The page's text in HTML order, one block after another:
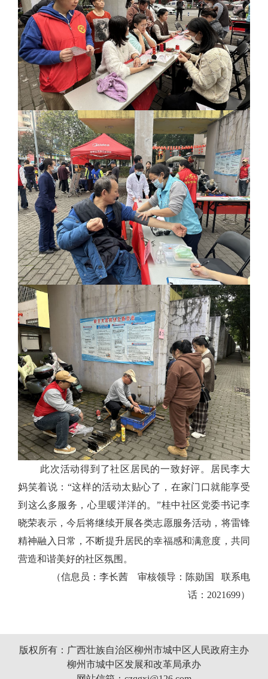
此次活动得到了社区居民的一致好评。居民李大
妈笑着说： “这样的活动太贴心了，在家门口就能享受
到 这么多服务，心里暖洋洋的。 ”桂中社区党委书记李
晓荣表示，今后将继续开展各类志愿服务活动，将雷锋
精神融入日常，不断提升居民的幸福感和满意度，共同
营造和谐美好的社区氛围 。
（信息员：李长茜 审核领导：陈勋国 联系电
话：2021699）
版权所有：广西壮族自治区柳州市城中区人民政府主办
柳州市城中区发展和改革局承办